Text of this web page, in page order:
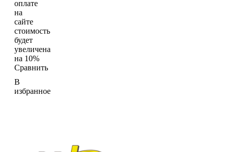
оплате
на
сайте
стоимость
будет
увеличена
на 10%
Сравнить
В
избранное